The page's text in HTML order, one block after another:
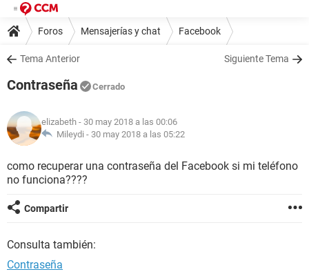
Foros Mensajerías y chat Facebook
Tema Anterior Siguiente Tema
Contraseña Cerrado
elizabeth - 30 may 2018 a las 00:06
Mileydi - 30 may 2018 a las 05:22
como recuperar una contraseña del Facebook si mi teléfono
no funciona????
Compartir
Consulta también:
Contraseña